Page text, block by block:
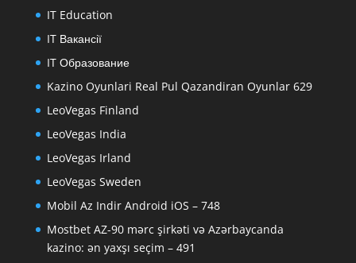
IT Education
IT Вакансії
IT Образование
Kazino Oyunlari Real Pul Qazandiran Oyunlar 629
LeoVegas Finland
LeoVegas India
LeoVegas Irland
LeoVegas Sweden
Mobil Az Indir Android iOS – 748
Mostbet AZ-90 mərc şirkəti və Azərbaycanda
kazino: ən yaxşı seçim – 491